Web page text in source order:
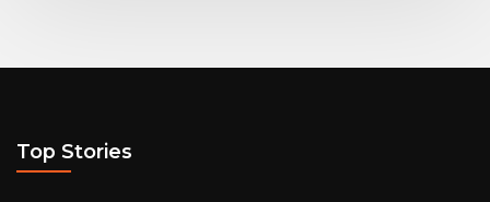
Top Stories